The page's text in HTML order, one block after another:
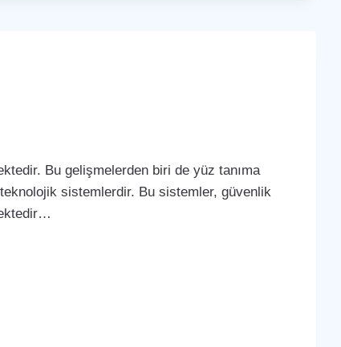
Bu gelişmelerden biri de yüz tanıma
sistemlerdir. Bu sistemler, güvenlik